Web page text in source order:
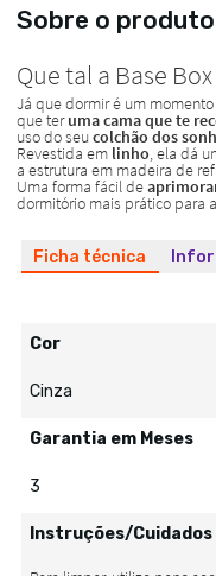
Sobre o produto
Ficha técnica
Cor
Cinza
Garantia em Meses
3
Instruções/Cuidados